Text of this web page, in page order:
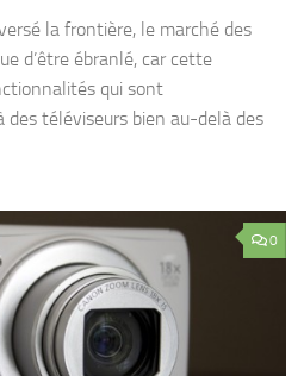
la frontière, le marché des
d’être ébranlé, car cette
qui sont
téléviseurs bien au-delà des
0